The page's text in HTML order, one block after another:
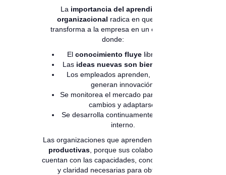
La importancia del aprendizaje
organizacional radica en que este
transforma a la empresa en un espacio
donde:
El conocimiento fluyelibremente.
Las ideas nuevas son bienvenidas
Los empleados aprenden, crecen y
generan innovación.
Se monitorea el mercado para anticipar
cambios y adaptarse.
Se desarrolla continuamente el talento
interno.
Las organizaciones que aprenden
productivas , porque sus colaboradores
cuentan con las capacidades, conocimientos
y claridad necesarias para obtener